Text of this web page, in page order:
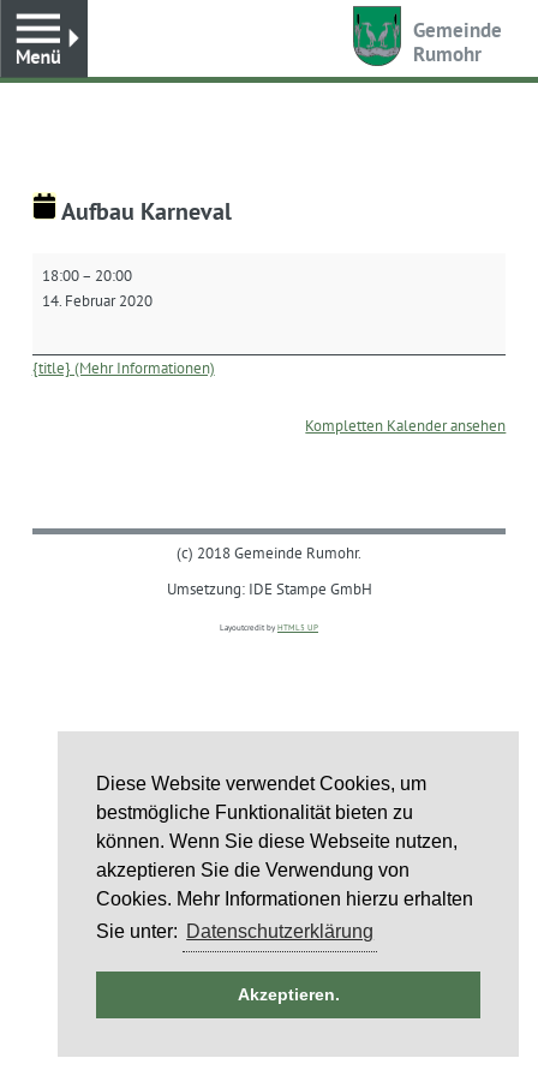
Diese Website verwendet Cookies, um
bestmögliche Funktionalität bieten zu
können. Wenn Sie diese Webseite nutzen,
akzeptieren Sie die Verwendung von
Cookies. Mehr Informationen hierzu erhalten
Sie unter: Datenschutzerklärung
Akzeptieren.
Gemeinde
Rumohr
Aufbau Karneval
18:00– 20:00
14. Februar 2020
{title} (Mehr Informationen)
Kompletten Kalender ansehen
(c) 2018 Gemeinde Rumohr.
Umsetzung: IDE Stampe GmbH
Layoutcredit by HTML5 UP